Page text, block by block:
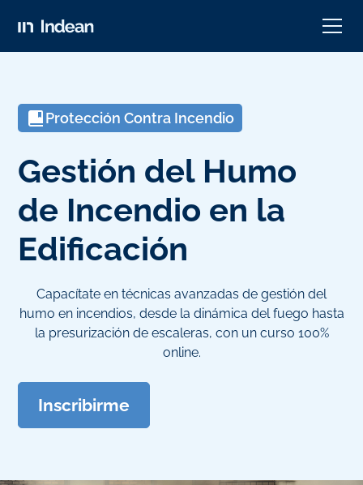
Protección Contra Incendio
Gestión del Humo
de Incendio en la
Edificación
Capacítate en técnicas avanzadas de gestión del
humo en incendios, desde la dinámica del fuego hasta
la presurización de escaleras, con un curso 100%
online.
Inscribirme